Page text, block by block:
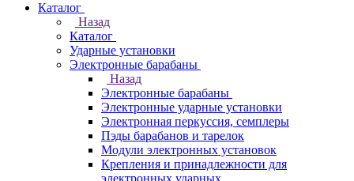
Каталог
Назад
Каталог
Ударные установки
Электронные барабаны
Назад
Электронные барабаны
Электронные ударные установки
Электронная перкуссия, семплеры
Пэды барабанов и тарелок
Модули электронных установок
Крепления и принадлежности для
электронных ударных